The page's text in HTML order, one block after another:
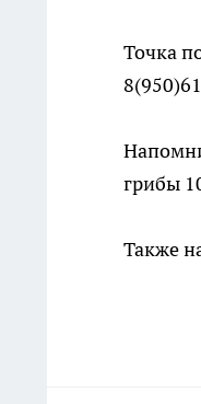
Точка
грибы
Также